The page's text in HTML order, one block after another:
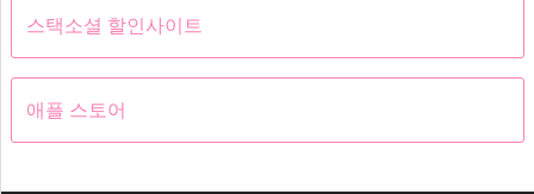
스택소셜 할인사이트
애플 스토어